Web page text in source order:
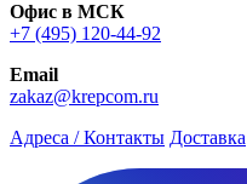
Офис в МСК
+7 (495) 120-44-92
Email
zakaz@krepcom.ru
Адреса / Контакты Доставка